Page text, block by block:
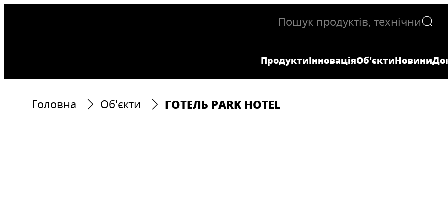
ПродуктиІнноваціяОб'єктиНовини
Головна Об'єкти ГОТЕЛЬ PARK HOTEL